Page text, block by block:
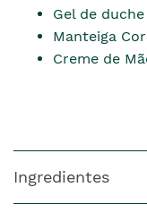
Gel de
Manteiga
Creme de
Ingredientes